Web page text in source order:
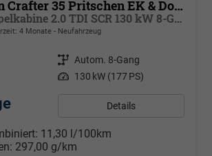
Volkswagen Crafter 35 Pritschen EK & Doka
Pritsche Doppelkabine 2.0 TDI SCR 130 kW 8-Gang Automatik, 4 Motion, Klima, 6 Sitze,
4 Monate Neufahrzeug
Getriebe Autom. 8-Gang
Leistung 130 kW (177 PS)
Details
11,30 l/100km
297,00 g/km